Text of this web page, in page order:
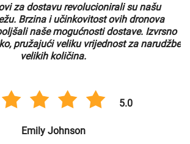
za dostavu revolucionirali su našu
Brzina i učinkovitost ovih dronova
naše mogućnosti dostave. Izvrsno
pružajući veliku vrijednost za narudžbe
velikih količina.
5.0
Emily Johnson